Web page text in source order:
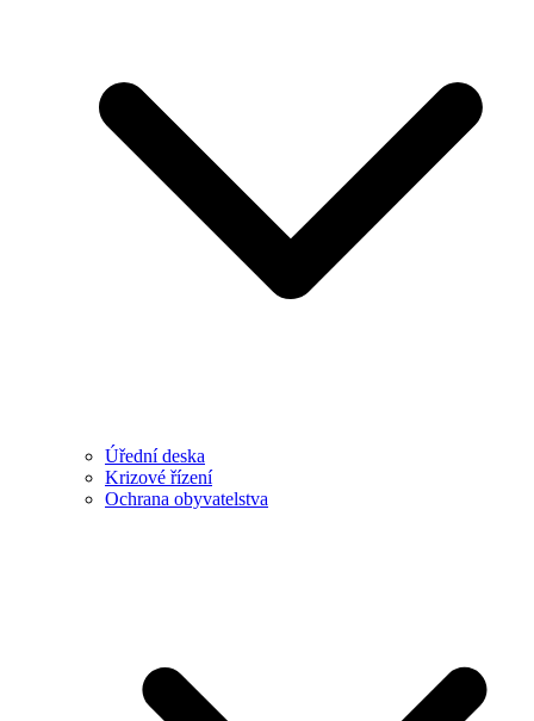
Úřední deska
Krizové řízení
Ochrana obyvatelstva